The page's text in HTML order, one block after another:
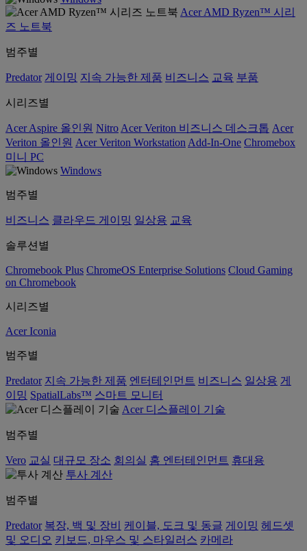
Acer AMD Ryzen™ 시리
즈 노트북
범주별
Predator 게이밍 지속 가능한 제품 비즈니스 교육 부품
시리즈별
Acer Aspire 올인원 Nitro Acer Veriton 비즈니스 데스크톱 Acer
Veriton 올인원 Acer Veriton Workstation Add-In-One Chromebox
미니 PC
Windows
범주별
비즈니스 클라우드 게이밍 일상용 교육
솔루션별
Chromebook Plus ChromeOS Enterprise Solutions Cloud Gaming
on Chromebook
시리즈별
Acer Iconia
범주별
Predator 지속 가능한 제품 엔터테인먼트 비즈니스 일상용 게
이밍 SpatialLabs™ 스마트 모니터
Acer 디스플레이 기술
범주별
Vero 교실 대규모 장소 회의실 홈 엔터테인먼트 휴대용
투사 계산
범주별
Predator 복장, 백 및 장비 케이블, 도크 및 동글 게이밍 헤드셋
및 오디오 키보드, 마우스 및 스타일러스 카메라